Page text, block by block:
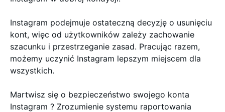
Instagram podejmuje ostateczną decyzję o usunięciu
kont, więc od użytkowników zależy zachowanie
szacunku i przestrzeganie zasad. Pracując razem,
możemy uczynić Instagram lepszym miejscem dla
wszystkich.
Martwisz się o bezpieczeństwo swojego konta
Instagram ? Zrozumienie systemu raportowania